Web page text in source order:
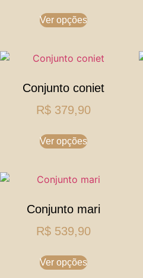
Ver opções
Conjunto coniet
R$ 379,90
Ver opções
Conjunto mari
R$ 539,90
Ver opções